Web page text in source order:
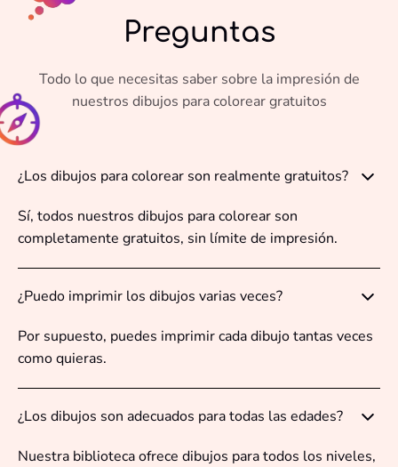
Preguntas
Todo lo que necesitas saber sobre la impresión de
nuestros dibujos para colorear gratuitos
¿Los dibujos para colorear son realmente gratuitos?
Sí, todos nuestros dibujos para colorear son
completamente gratuitos, sin límite de impresión.
¿Puedo imprimir los dibujos varias veces?
Por supuesto, puedes imprimir cada dibujo tantas veces
como quieras.
¿Los dibujos son adecuados para todas las edades?
Nuestra biblioteca ofrece dibujos para todos los niveles,